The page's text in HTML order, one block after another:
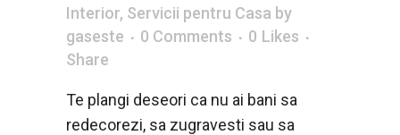
Interior, Servicii pentru Casa by
gaseste
0 Comments 0 Likes
Share
Te plangi deseori ca nu ai bani sa
redecorezi, sa zugravesti sau sa